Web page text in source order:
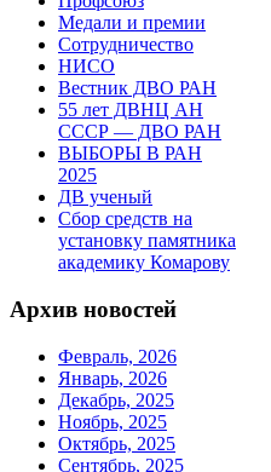
Медали и премии
Сотрудничество
НИСО
Вестник ДВО РАН
55 лет ДВНЦ АН
СССР — ДВО РАН
ВЫБОРЫ В РАН
2025
ДВ ученый
Сбор средств на
установку памятника
академику Комарову
Архив новостей
Февраль, 2026
Январь, 2026
Декабрь, 2025
Ноябрь, 2025
Октябрь, 2025
Сентябрь, 2025